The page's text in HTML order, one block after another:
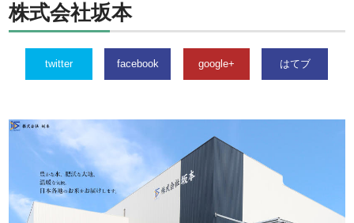
株式会社坂本
twitter facebook google+ はてブ